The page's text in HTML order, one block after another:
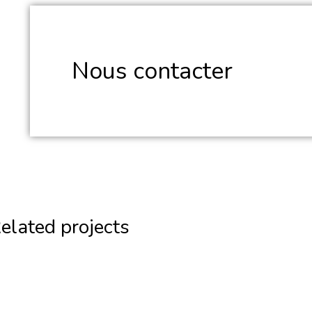
Nous contacter
projects